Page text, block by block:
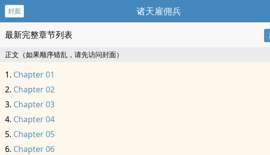
封面 诸天雇佣兵
最新完整章节列表
正文（如果顺序错乱，请先访问封面）
Chapter 01
Chapter 02
Chapter 03
Chapter 04
Chapter 05
Chapter 06